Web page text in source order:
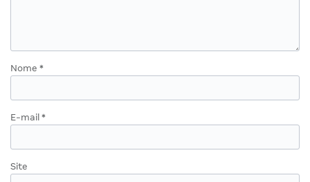
Nome *
E-mail *
Site